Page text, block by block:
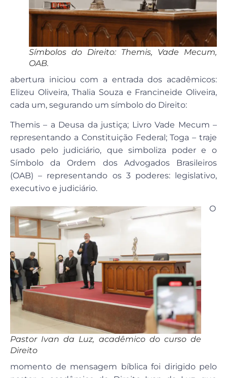
Símbolos do Direito: Themis, Vade Mecum,
OAB.
abertura iniciou com a entrada dos acadêmicos:
Elizeu Oliveira, Thalia Souza e Francineide Oliveira,
cada um, segurando um símbolo do Direito:
Themis – a Deusa da justiça; Livro Vade Mecum –
representando a Constituição Federal; Toga – traje
usado pelo judiciário, que simboliza poder e o
Símbolo da Ordem dos Advogados Brasileiros
(OAB) – representando os 3 poderes: legislativo,
executivo e judiciário.
Pastor Ivan da Luz, acadêmico do curso de
Direito
O
momento de mensagem bíblica foi dirigido pelo